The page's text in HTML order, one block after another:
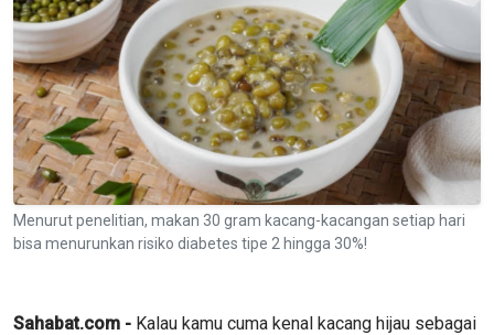
Menurut penelitian, makan 30 gram kacang-kacangan setiap hari
bisa menurunkan risiko diabetes tipe 2 hingga 30%!
Sahabat.com - Kalau kamu cuma kenal kacang hijau sebagai